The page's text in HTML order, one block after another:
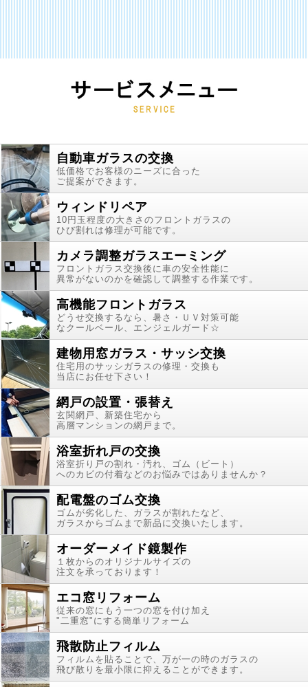
自動車ガラスの交換
低価格でお客様のニーズに合った
ご提案ができます。
ウィンドリペア
10円玉程度の大きさのフロントガラスの
ひび割れは修理が可能です。
カメラ調整ガラスエーミング
フロントガラス交換後に車の安全性能に
異常がないのかを確認して調整する作業です。
高機能フロントガラス
どうせ交換するなら、暑さ・ＵＶ対策可能
なクールベール、エンジェルガード☆
建物用窓ガラス・サッシ交換
住宅用のサッシガラスの修理・交換も
当店にお任せ下さい！
網戸の設置・張替え
玄関網戸、新築住宅から
高層マンションの網戸まで。
浴室折れ戸の交換
浴室折り戸の割れ・汚れ、ゴム（ビート）
へのカビの付着などのお悩みではありませんか？
配電盤のゴム交換
ゴムが劣化した、ガラスが割れたなど、
ガラスからゴムまで新品に交換いたします。
オーダーメイド鏡製作
１枚からのオリジナルサイズの
注文を承っております！
エコ窓リフォーム
従来の窓にもう一つの窓を付け加え
"二重窓"にする簡単リフォーム
飛散防止フィルム
フィルムを貼ることで、万が一の時のガラスの
飛び散りを最小限に抑えることができます。